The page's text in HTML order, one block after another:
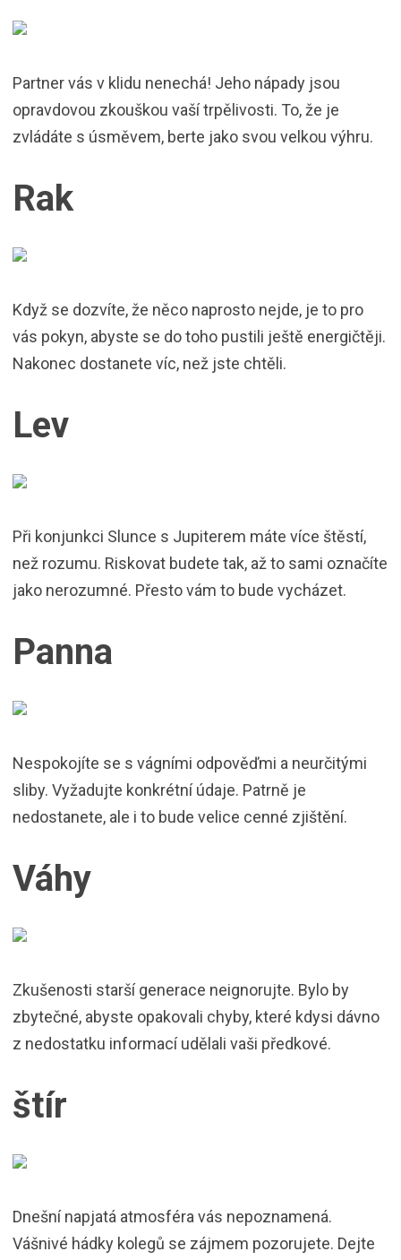
Partner vás v klidu nenechá! Jeho nápady jsou
opravdovou zkouškou vaší trpělivosti. To, že je
zvládáte s úsměvem, berte jako svou velkou výhru.
Rak
Když se dozvíte, že něco naprosto nejde, je to pro
vás pokyn, abyste se do toho pustili ještě energičtěji.
Nakonec dostanete víc, než jste chtěli.
Lev
Při konjunkci Slunce s Jupiterem máte více štěstí,
než rozumu. Riskovat budete tak, až to sami označíte
jako nerozumné. Přesto vám to bude vycházet.
Panna
Nespokojíte se s vágními odpověďmi a neurčitými
sliby. Vyžadujte konkrétní údaje. Patrně je
nedostanete, ale i to bude velice cenné zjištění.
Váhy
Zkušenosti starší generace neignorujte. Bylo by
zbytečné, abyste opakovali chyby, které kdysi dávno
z nedostatku informací udělali vaši předkové.
štír
Dnešní napjatá atmosféra vás nepoznamená.
Vášnivé hádky kolegů se zájmem pozorujete. Dejte